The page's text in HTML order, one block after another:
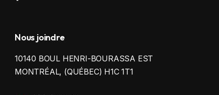
Nous joindre
10140 BOUL HENRI-BOURASSA EST
MONTRÉAL, (QUÉBEC) H1C 1T1